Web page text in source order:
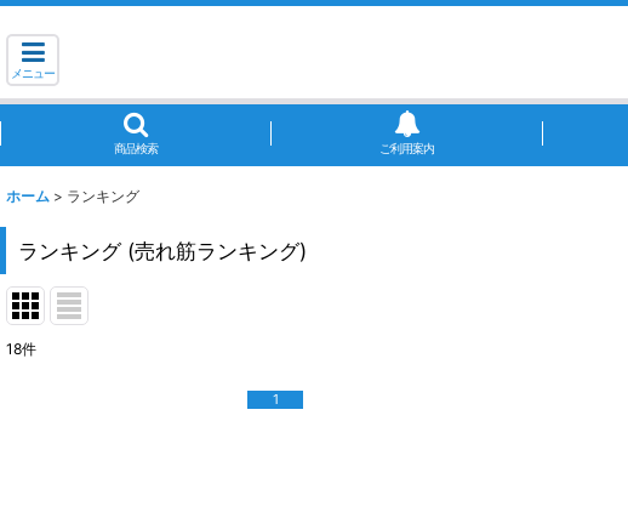
メニュー
商品検索 ご利用案内
ホーム > ランキング
ランキング (売れ筋ランキング)
18件
1